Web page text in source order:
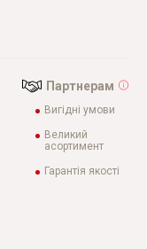
Партнерам
Вигідні умови
Великий
асортимент
Гарантія якості